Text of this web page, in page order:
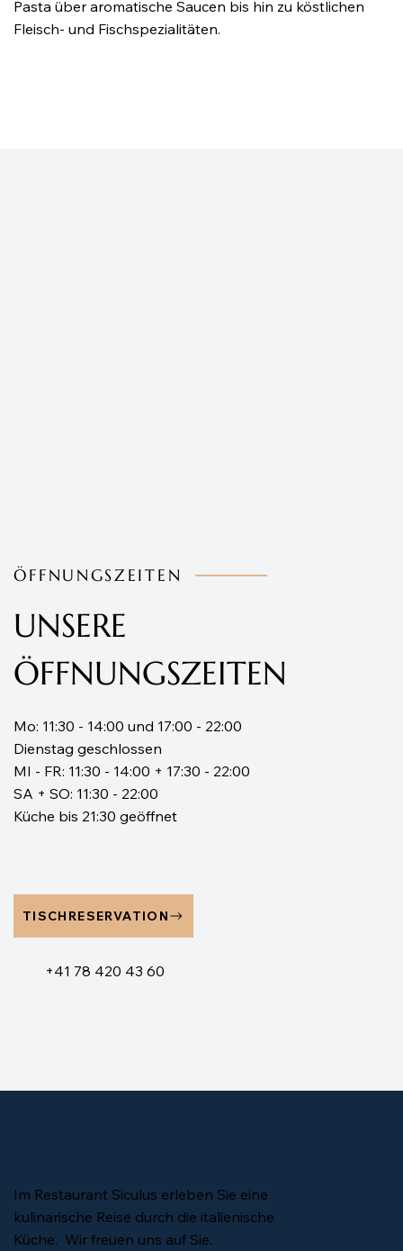
Pasta über aromatische Saucen bis hin zu köstlichen
Fleisch- und Fischspezialitäten.
ÖFFNUNGSZEITEN
UNSERE
ÖFFNUNGSZEITEN
Mo: 11:30 - 14:00 und 17:00 - 22:00
Dienstag geschlossen
MI - FR: 11:30 - 14:00 + 17:30 - 22:00
SA + SO: 11:30 - 22:00
Küche bis 21:30 geöffnet
TISCHRESERVATION
+41 78 420 43 60
Im Restaurant Siculus erleben Sie eine
kulinarische Reise durch die italienische
Küche. Wir freuen uns auf Sie.